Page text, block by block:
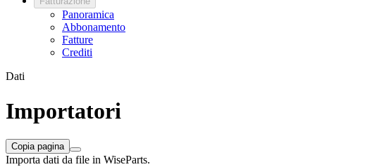
Panoramica
Abbonamento
Fatture
Crediti
Dati
Importatori
Copia pagina
Importa dati da file in WiseParts.